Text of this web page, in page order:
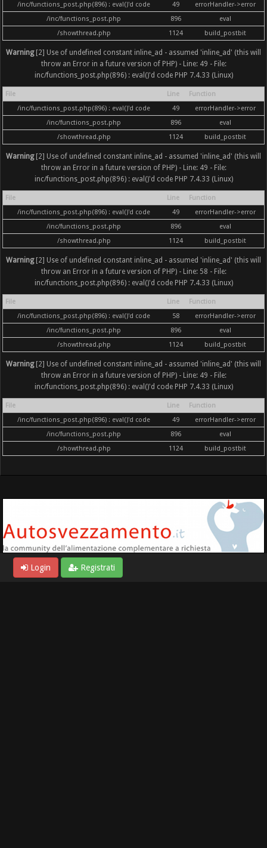
/inc/functions_post.php(896) : eval()'d code
49
errorHandler->error
/inc/functions_post.php
896
eval
/showthread.php
1124 build_postbit
Warning[2] Use of undefined constant inline_ad - assumed 'inline_ad' (this will
throw an Error in a future version of PHP) - Line: 49 - File:
inc/functions_post.php(896) : eval()'d code PHP 7.4.33 (Linux)
File Line
Function
/inc/functions_post.php(896) : eval()'d code
49
errorHandler->error
/inc/functions_post.php
896
eval
/showthread.php
1124 build_postbit
Warning[2] Use of undefined constant inline_ad - assumed 'inline_ad' (this will
throw an Error in a future version of PHP) - Line: 49 - File:
inc/functions_post.php(896) : eval()'d code PHP 7.4.33 (Linux)
File Line
Function
/inc/functions_post.php(896) : eval()'d code
49
errorHandler->error
/inc/functions_post.php
896
eval
/showthread.php
1124 build_postbit
Warning[2] Use of undefined constant inline_ad - assumed 'inline_ad' (this will
throw an Error in a future version of PHP) - Line: 58 - File:
inc/functions_post.php(896) : eval()'d code PHP 7.4.33 (Linux)
File Line
Function
/inc/functions_post.php(896) : eval()'d code
58
errorHandler->error
/inc/functions_post.php
896
eval
/showthread.php
1124 build_postbit
Warning[2] Use of undefined constant inline_ad - assumed 'inline_ad' (this will
throw an Error in a future version of PHP) - Line: 49 - File:
inc/functions_post.php(896) : eval()'d code PHP 7.4.33 (Linux)
File Line
Function
/inc/functions_post.php(896) : eval()'d code
49
errorHandler->error
/inc/functions_post.php
896
eval
/showthread.php
1124 build_postbit
Login Registrati